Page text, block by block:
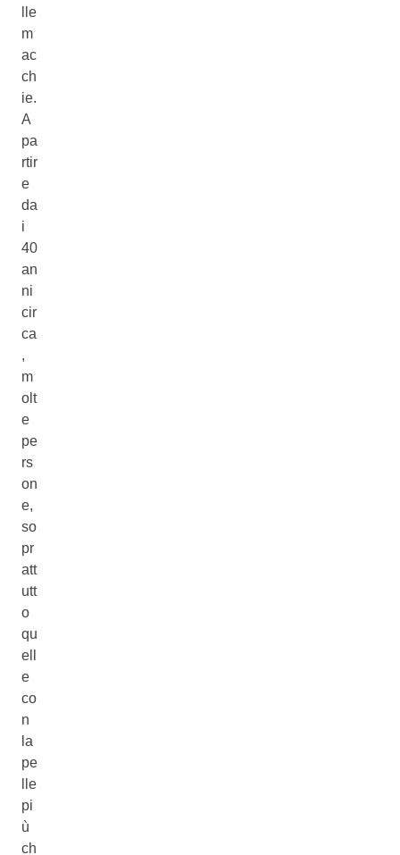
lle
m
ac
ch
ie.
A
pa
rtir
e
da
i
40
an
ni
cir
ca
,
m
olt
e
pe
rs
on
e,
so
pr
att
utt
o
qu
ell
e
co
n
la
pe
lle
pi
ù
ch